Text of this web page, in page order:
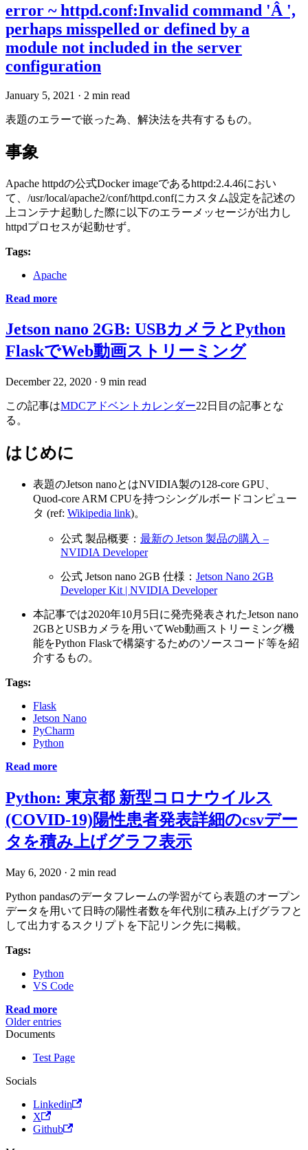
error ~ httpd.conf:Invalid command 'Â ',
perhaps misspelled or defined by a
module not included in the server
configuration
January 5, 2021 · 2 min read
表題のエラーで嵌った為、解決法を共有するもの。
事象
Apache httpdの公式Docker imageであるhttpd:2.4.46におい
て、/usr/local/apache2/conf/httpd.confにカスタム設定を記述の
上コンテナ起動した際に以下のエラーメッセージが出力し
httpdプロセスが起動せず。
Tags:
Apache
Read more
Jetson nano 2GB: USBカメラとPython
FlaskでWeb動画ストリーミング
December 22, 2020 · 9 min read
この記事はMDCアドベントカレンダー22日目の記事とな
る。
はじめに
表題のJetson nanoとはNVIDIA製の128-core GPU、
Quod-core ARM CPUを持つシングルボードコンピュー
タ (ref: Wikipedia link)。
公式 製品概要： 最新の Jetson 製品の購入 –
NVIDIA Developer
公式 Jetson nano 2GB 仕様： Jetson Nano 2GB
Developer Kit | NVIDIA Developer
本記事では2020年10月5日に発売発表されたJetson nano
2GBとUSBカメラを用いてWeb動画ストリーミング機
能をPython Flaskで構築するためのソースコード等を紹
介するもの。
Tags:
Flask
Jetson Nano
PyCharm
Python
Read more
Python: 東京都 新型コロナウイルス
(COVID-19)陽性患者発表詳細のcsvデー
タを積み上げグラフ表示
May 6, 2020 · 2 min read
Python pandasのデータフレームの学習がてら表題のオープン
データを用いて日時の陽性者数を年代別に積み上げグラフと
して出力するスクリプトを下記リンク先に掲載。
Tags:
Python
VS Code
Read more
Older entries
Documents
Test Page
Socials
Linkedin
X
Github